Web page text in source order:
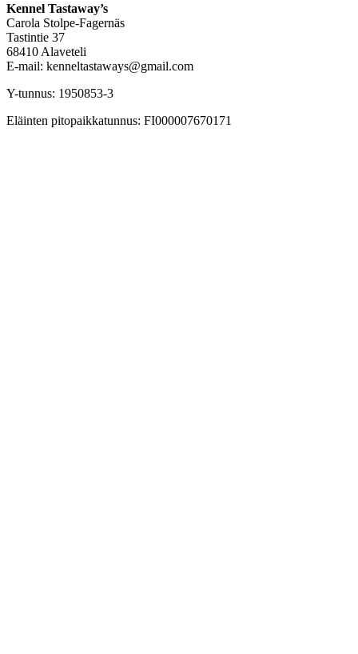
Kennel Tastaway’s
Carola Stolpe-Fagernäs
Tastintie 37
68410 Alaveteli
E-mail: kenneltastaways@gmail.com
Y-tunnus: 1950853-3
Eläinten pitopaikkatunnus: FI000007670171